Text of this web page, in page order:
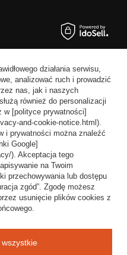
działania serwisu,
analizować ruch i prowadzić
nas, jak i naszych
również do personalizacji
w [polityce prywatności]
and-cookie-notice.html).
i prywatności można znaleźć
Google]
). Akceptacja tego
na Twoim
przechowywania lub dostępu
zgód”. Zgodę możesz
usunięcie plików cookies z